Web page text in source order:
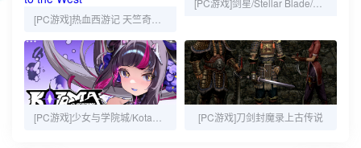
[PC游戏]刀剑封魔录上古传说